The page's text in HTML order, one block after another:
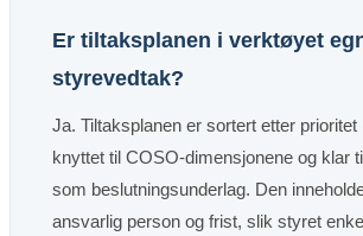
Er tiltaksplanen i verktøyet
styrevedtak?
Ja. Tiltaksplanen er sortert etter
knyttet til COSO-dimensjonene og klar
som beslutningsunderlag. Den
ansvarlig person og frist, slik styret